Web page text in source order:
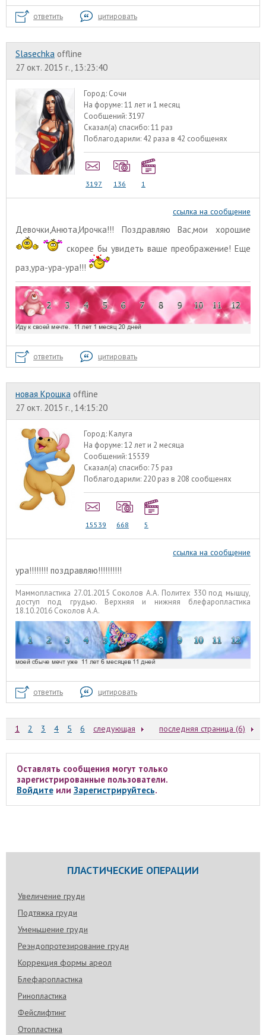
ответить цитировать
Slasechka offline
27 окт. 2015 г., 13:23:40
Город: Сочи
На форуме:11 лет и 1 месяц
Сообщений: 3197
Сказал(а) спасибо:11 раз
Поблагодарили: 42 раза в 42 сообщенях
3197 136 1
ссылка на сообщение
Девочки,Анюта,Ирочка!!! Поздравляю Вас,мои хорошие
скорее бы увидеть ваше преображение! Еще
раз,ура-ура-ура!!!
ответить цитировать
новая Крошка offline
27 окт. 2015 г., 14:15:20
Город: Калуга
На форуме:12 лет и 2 месяца
Сообщений:15539
Сказал(а) спасибо: 75 раз
Поблагодарили: 220 раз в 208 сообщенях
15539 668 5
ссылка на сообщение
ура!!!!!!!! поздравляю!!!!!!!!!!
Маммопластика 27.01.2015 Соколов А.А. Политех 330 под мышцу,
доступ под грудью. Верхняя и нижняя блефаропластика
18.10.2016 Соколов А.А.
ответить цитировать
1 2 3 4 5 6 следующая последняя страница (6)
Оставлять сообщения могут только
зарегистрированные пользователи.
Войдитеили Зарегистрируйтесь.
ПЛАСТИЧЕСКИЕ ОПЕРАЦИИ
Увеличение груди
Подтяжка груди
Уменьшение груди
Реэндопротезирование груди
Коррекция формы ареол
Блефаропластика
Ринопластика
Фейслифтинг
Отопластика